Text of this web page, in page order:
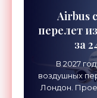
Airbus
перелет
за
В 2027
воздушных
Лондон.